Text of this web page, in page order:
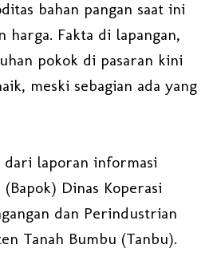
bahan pangan saat ini
harga. Fakta di lapangan,
pokok di pasaran kini
meski sebagian ada yang
laporan informasi
Dinas Koperasi
dan Perindustrian
Tanah Bumbu (Tanbu).